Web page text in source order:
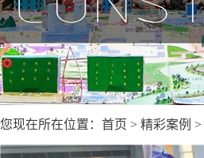
您现在所在位置： 首页 > 精彩案例 >